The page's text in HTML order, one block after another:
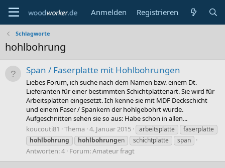
Anmelden Registrieren
Schlagworte
hohlbohrung
Span / Faserplatte mit Hohlbohrungen
Liebes Forum, ich suche nach dem Namen bzw. einem Dt.
Lieferanten für einer bestimmten Schichtplattenart. Sie wird für
Arbeitsplatten eingesetzt. Ich kenne sie mit MDF Deckschicht
und einem Faser / Spankern der hohlgebohrt wurde.
Aufgeschnitten sehen sie so aus: Habe schon in allen...
koucouti81
Thema 4. Januar 2015 arbeitsplatte
faserplatte
hohlbohrung
hohlbohrungen schichtplatte span
Antworten: 4 Forum:Amateur fragt